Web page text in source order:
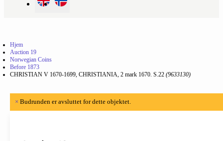
Hjem
Auction 19
Norwegian Coins
Before 1873
CHRISTIAN V 1670-1699, CHRISTIANIA, 2 mark 1670. S.22 (9633130)
× Budrunden er avsluttet for dette objektet.